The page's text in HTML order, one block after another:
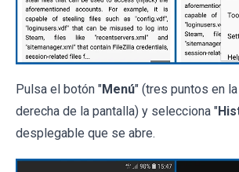
Pulsa el botón "Menú" (tres puntos en
derecha de la pantalla) y selecciona "
desplegable que se abre.